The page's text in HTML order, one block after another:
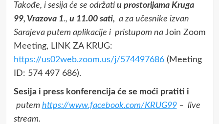
Takođe, i sesija će se održatiu prostorijama Kruga
99, Vrazova 1., u 11.00 sati, a za učesnike izvan
Sarajeva putem aplikacije i pristupom na Join Zoom
Meeting, LINK ZA KRUG:
https://us02web.zoom.us/j/574497686(Meeting
ID: 574 497 686).
Sesija i press konferencija će se moći pratiti i
putem https://www.facebook.com/KRUG99– live
stream.